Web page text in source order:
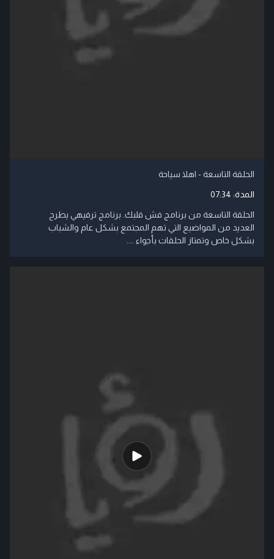
الحلقة التاسعة - اهلا سياحة
المدة: 07:34
الحلقة التاسعة من برنامج فش قلبك. برنامج ترفيهي يطرح
العديد من المواضيع التي تهم المجتمع بشكل عام والشباب
بشكل خاص وتمتاز الحلقات بأجواء ....